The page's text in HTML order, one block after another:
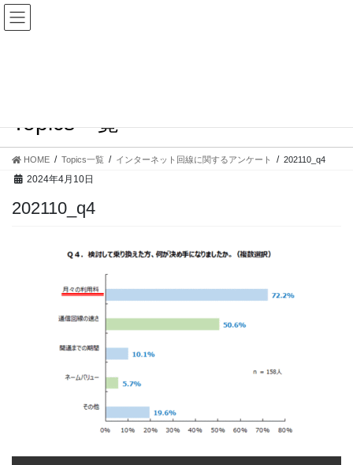
コ
ン
プ
ナ
ビ
動
Topics一覧
HOME Topics一覧 インターネット回線に関するアンケート 202110_q4
2024年4月10日
202110_q4